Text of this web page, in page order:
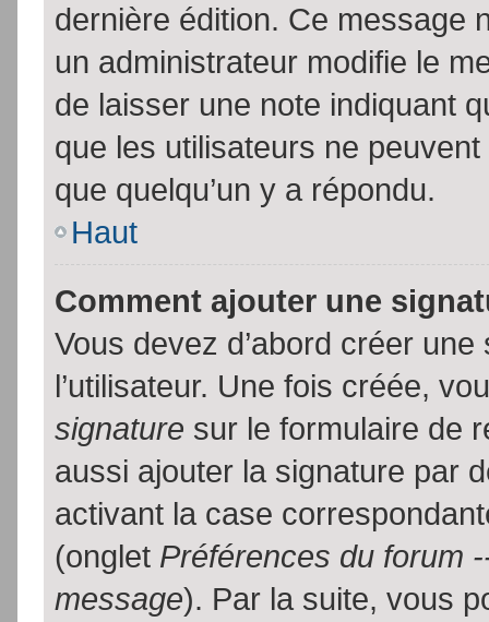
dernière édition. Ce message
un administrateur modifie le
de laisser une note indiquant
que les utilisateurs ne
que quelqu’un y a répondu.
Haut
Comment ajouter une
Vous devez d’abord créer
l’utilisateur. Une fois créée,
signature sur le formulaire de
aussi ajouter la signature par
activant la case
(onglet Préférences du forum
message). Par la suite, vous